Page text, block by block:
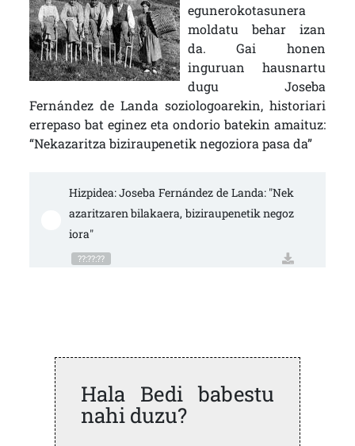
egunerokotasunera
moldatu behar izan
da. Gai honen
inguruan hausnartu
dugu Joseba
Fernández de Landa soziologoarekin, historiari
errepaso bat eginez eta ondorio batekin amaituz:
“Nekazaritza biziraupenetik negoziora pasa da”
Hizpidea: Joseba Fernández de Landa: "Nek
azaritzaren bilakaera, biziraupenetik negoz
iora"
??:??:??
Hala Bedi babestu
nahi duzu?